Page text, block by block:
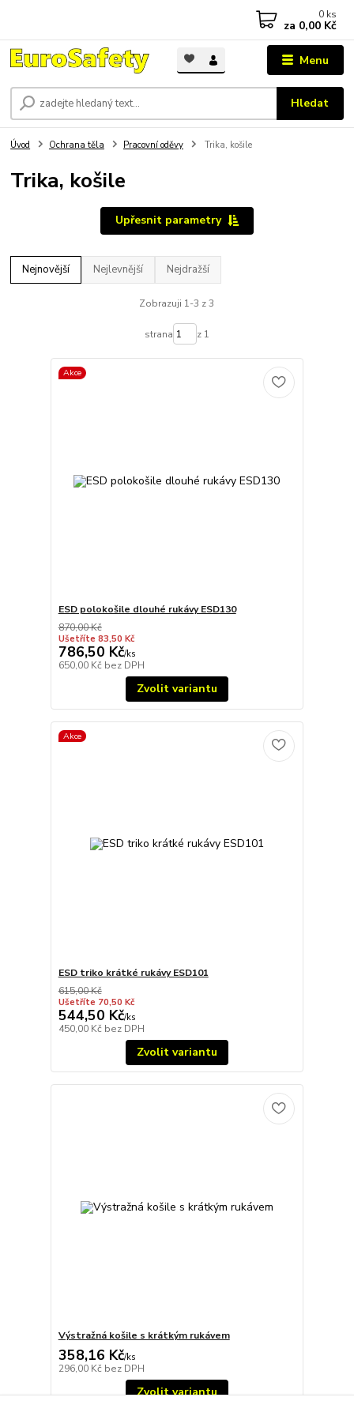
Menu
Hledat
0 ks
za 0,00 Kč
Úvod Ochrana těla Pracovní oděvy Trika, košile
Trika, košile
Upřesnit parametry
Nejnovější Nejlevnější Nejdražší
Zobrazuji 1-3 z 3
strana z 1
Akce
ESD polokošile dlouhé rukávy ESD130
870,00 Kč
Ušetříte 83,50 Kč
786,50 Kč/ks
650,00 Kč bez DPH
Zvolit variantu
Akce
ESD triko krátké rukávy ESD101
615,00 Kč
Ušetříte 70,50 Kč
544,50 Kč/ks
450,00 Kč bez DPH
Zvolit variantu
Výstražná košile s krátkým rukávem
358,16 Kč/ks
296,00 Kč bez DPH
Zvolit variantu